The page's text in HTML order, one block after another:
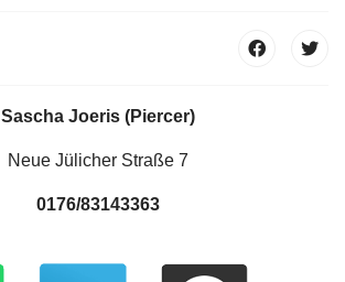
Sascha Joeris (Piercer)
Neue Jülicher Straße 7
0176/83143363